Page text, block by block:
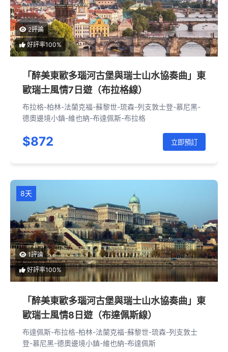
2評論
好評率100%
「醉美東歐多瑙河古堡與瑞士山水協奏曲」東
歐瑞士風情7日遊（布拉格線）
布拉格-柏林-法蘭克福-蘇黎世-琉森-列支敦士登-慕尼黑-
德奧邊境小鎮-維也納-布達佩斯-布拉格
$872 立即預訂
8天
1評論
好評率100%
「醉美東歐多瑙河古堡與瑞士山水協奏曲」東
歐瑞士風情8日遊（布達佩斯線）
布達佩斯-布拉格-柏林-法蘭克福-蘇黎世-琉森-列支敦士
登-慕尼黑-德奧邊境小鎮-維也納-布達佩斯